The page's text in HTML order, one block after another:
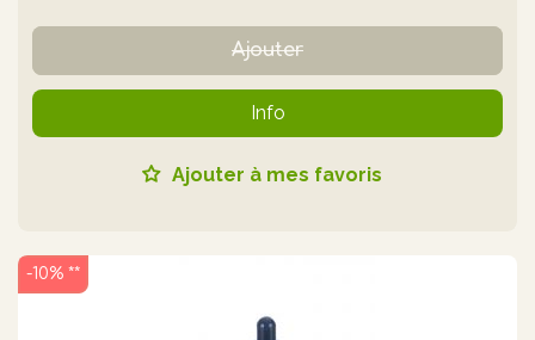
Ajouter
Info
Ajouter à mes favoris
-10% **